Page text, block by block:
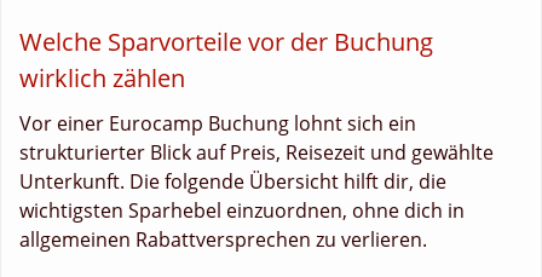
Welche Sparvorteile vor der Buchung
wirklich zählen
Vor einer Eurocamp Buchung lohnt sich ein
strukturierter Blick auf Preis, Reisezeit und gewählte
Unterkunft. Die folgende Übersicht hilft dir, die
wichtigsten Sparhebel einzuordnen, ohne dich in
allgemeinen Rabattversprechen zu verlieren.